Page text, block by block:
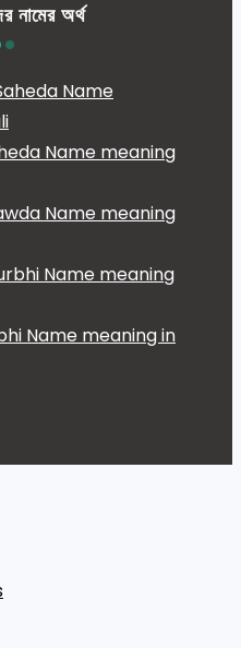
নামের অর্থ
Saheda Name meaning
Name meaning
Name meaning in